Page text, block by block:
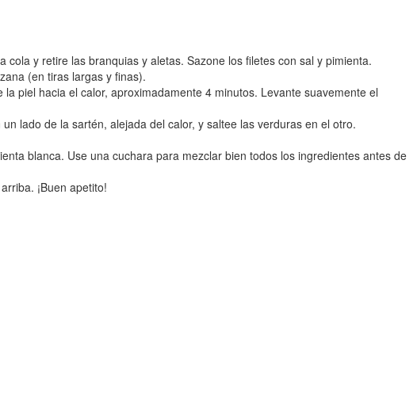
y retire las branquias y aletas. Sazone los filetes con sal y pimienta.
(en tiras largas y finas).
piel hacia el calor, aproximadamente 4 minutos. Levante suavemente el
lado de la sartén, alejada del calor, y saltee las verduras en el otro.
blanca. Use una cuchara para mezclar bien todos los ingredientes antes de
¡Buen apetito!